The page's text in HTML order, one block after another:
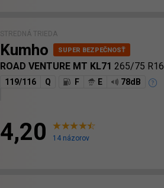
STREDNÁ TRIEDA
Kumho
ROAD VENTURE MT KL71 265/75 R16
119/116 Q F E 78dB
4,20
14 názorov